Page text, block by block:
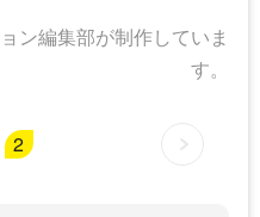
ン編集部が制作していま
す。
2